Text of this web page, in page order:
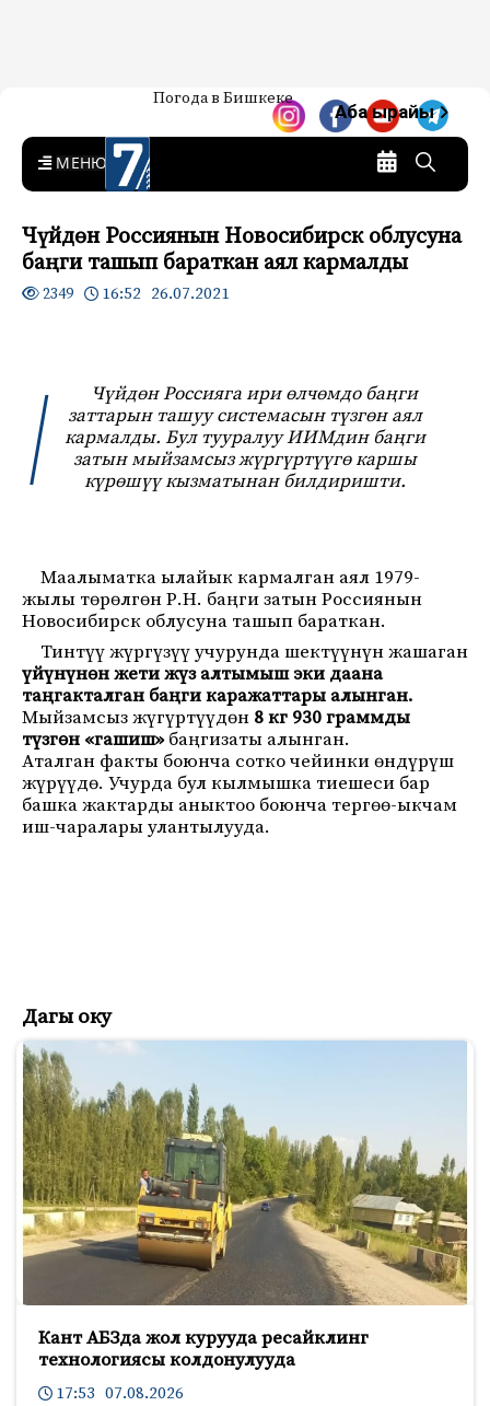
7-канал. Жаңылыктар —
Кыргызстан
Жаңылыктар — Кыргызстан
Погода в Бишкеке
Аба ырайы
MENU
Чүйдөн Россиянын Новосибирск облусуна
баңги ташып бараткан аял кармалды
2349 16:52 26.07.2021
Чүйдөн Россияга ири өлчөмдо баңги
заттарын ташуу системасын түзгөн аял
кармалды. Бул тууралуу ИИМдин баңги
затын мыйзамсыз жүргүртүүгө каршы
күрөшүү кызматынан билдиришти.
Маалыматка ылайык кармалган аял 1979-
жылы төрөлгөн Р.Н. баңги затын Россиянын
Новосибирск облусуна ташып бараткан.
Тинтүү жүргүзүү учурунда шектүүнүн жашаган
үйүнүнөн жети жүз алтымыш эки даана
таңгакталган баңги каражаттары алынган.
Мыйзамсыз жүгүртүүдөн 8 кг 930 граммды
түзгөн «гашиш»баңгизаты алынган.
Аталган факты боюнча сотко чейинки өндүрүш
жүрүүдө. Учурда бул кылмышка тиешеси бар
башка жактарды аныктоо боюнча тергөө-ыкчам
иш-чаралары улантылууда.
Дагы оку
Кант АБЗда жол курууда ресайклинг
технологиясы колдонулууда
17:53 07.08.2026